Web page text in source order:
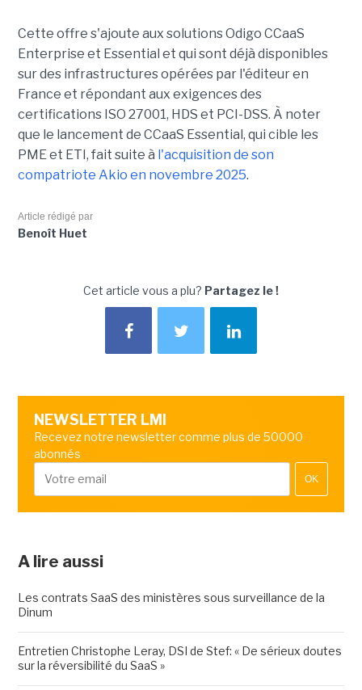
Cette offre s'ajoute aux solutions Odigo CCaaS
Enterprise et Essential et qui sont déjà disponibles
sur des infrastructures opérées par l'éditeur en
France et répondant aux exigences des
certifications ISO 27001, HDS et PCI-DSS. À noter
que le lancement de CCaaS Essential, qui cible les
PME et ETI, fait suite à l'acquisition de son
compatriote Akio en novembre 2025.
Article rédigé par
Benoît Huet
Cet article vous a plu? Partagez le !
NEWSLETTER LMI
Recevez notre newsletter comme plus de 50000
abonnés
OK
A lire aussi
Les contrats SaaS des ministères sous surveillance de la
Dinum
Entretien Christophe Leray, DSI de Stef: « De sérieux doutes
sur la réversibilité du SaaS »